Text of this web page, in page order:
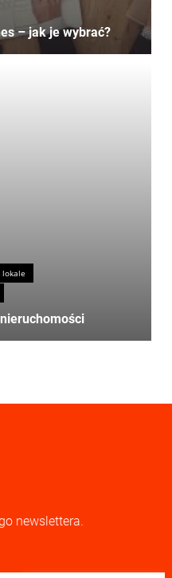
– jak je wybrać?
lokale
newslettera.